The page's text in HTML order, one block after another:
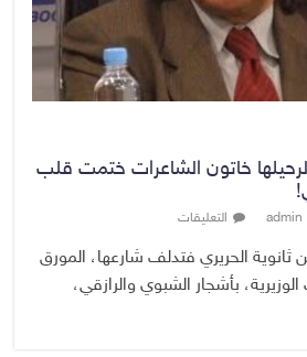
خاتون الشاعرات ختمت قلب
admin التعليقات
الحريري فتدلف شارعها، المورق
بأشجار الشبوي والرازقي،